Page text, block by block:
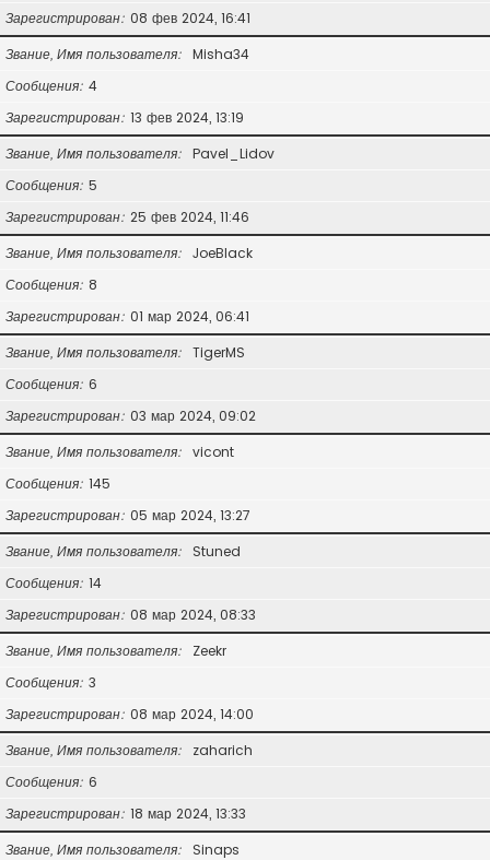
Зарегистрирован 08 фев 2024, 16:41
Звание, Имя пользователя
Misha34
Сообщения 4
Зарегистрирован 13 фев 2024, 13:19
Звание, Имя пользователя
Pavel_Lidov
Сообщения 5
Зарегистрирован 25 фев 2024, 11:46
Звание, Имя пользователя
JoeBlack
Сообщения 8
Зарегистрирован 01 мар 2024, 06:41
Звание, Имя пользователя
TigerMS
Сообщения 6
Зарегистрирован 03 мар 2024, 09:02
Звание, Имя пользователя
vicont
Сообщения 145
Зарегистрирован 05 мар 2024, 13:27
Звание, Имя пользователя
Stuned
Сообщения 14
Зарегистрирован 08 мар 2024, 08:33
Звание, Имя пользователя
Zeekr
Сообщения 3
Зарегистрирован 08 мар 2024, 14:00
Звание, Имя пользователя
zaharich
Сообщения 6
Зарегистрирован 18 мар 2024, 13:33
Звание, Имя пользователя
Sinaps